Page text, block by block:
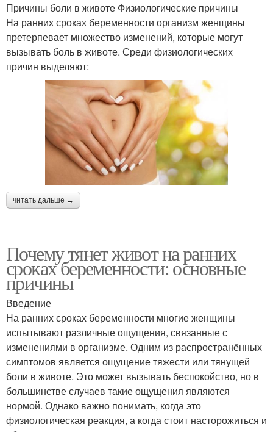
Причины боли в животе Физиологические причины
На ранних сроках беременности организм женщины
претерпевает множество изменений, которые могут
вызывать боль в животе. Среди физиологических
причин выделяют:
читать дальше →
Почему тянет живот на ранних
сроках беременности: основные
причины
Введение
На ранних сроках беременности многие женщины
испытывают различные ощущения, связанные с
изменениями в организме. Одним из распространённых
симптомов является ощущение тяжести или тянущей
боли в животе. Это может вызывать беспокойство, но в
большинстве случаев такие ощущения являются
нормой. Однако важно понимать, когда это
физиологическая реакция, а когда стоит насторожиться и